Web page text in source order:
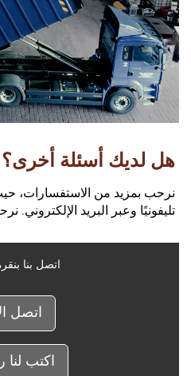
هل لديك أسئلة أخرى؟
نرحب بمزيد من الاستفسارات،
تليفونيًا وعبر البريد الإلكتروني.
اتصل بنا
اتصل
اكتب لنا